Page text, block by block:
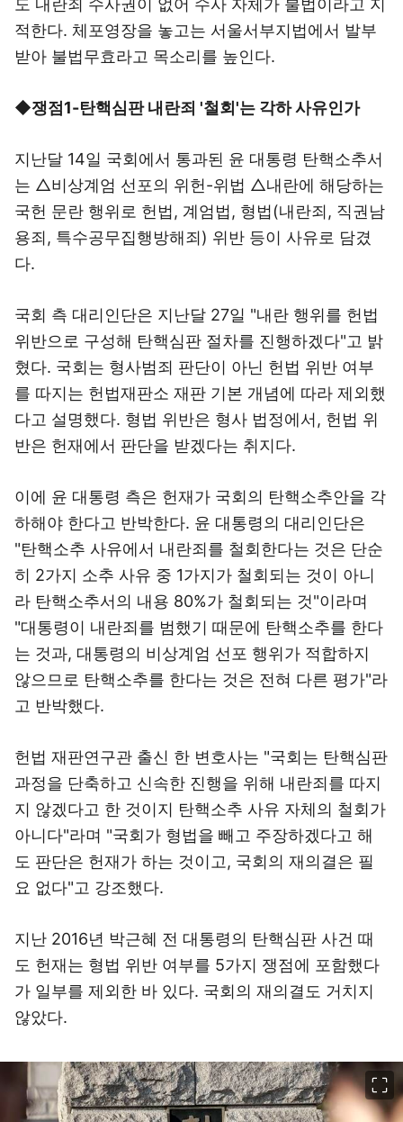
도 내란죄 수사권이 없어 수사 자체가 불법이라고 지
적한다. 체포영장을 놓고는 서울서부지법에서 발부
받아 불법무효라고 목소리를 높인다.
◆쟁점1-탄핵심판 내란죄 '철회'는 각하 사유인가
지난달 14일 국회에서 통과된 윤 대통령 탄핵소추서
는 △비상계엄 선포의 위헌-위법 △내란에 해당하는
국헌 문란 행위로 헌법, 계엄법, 형법(내란죄, 직권남
용죄, 특수공무집행방해죄) 위반 등이 사유로 담겼
다.
국회 측 대리인단은 지난달 27일 "내란 행위를 헌법
위반으로 구성해 탄핵심판 절차를 진행하겠다"고 밝
혔다. 국회는 형사범죄 판단이 아닌 헌법 위반 여부
를 따지는 헌법재판소 재판 기본 개념에 따라 제외했
다고 설명했다. 형법 위반은 형사 법정에서, 헌법 위
반은 헌재에서 판단을 받겠다는 취지다.
이에 윤 대통령 측은 헌재가 국회의 탄핵소추안을 각
하해야 한다고 반박한다. 윤 대통령의 대리인단은
"탄핵소추 사유에서 내란죄를 철회한다는 것은 단순
히 2가지 소추 사유 중 1가지가 철회되는 것이 아니
라 탄핵소추서의 내용 80%가 철회되는 것"이라며
"대통령이 내란죄를 범했기 때문에 탄핵소추를 한다
는 것과, 대통령의 비상계엄 선포 행위가 적합하지
않으므로 탄핵소추를 한다는 것은 전혀 다른 평가"라
고 반박했다.
헌법 재판연구관 출신 한 변호사는 "국회는 탄핵심판
과정을 단축하고 신속한 진행을 위해 내란죄를 따지
지 않겠다고 한 것이지 탄핵소추 사유 자체의 철회가
아니다"라며 "국회가 형법을 빼고 주장하겠다고 해
도 판단은 헌재가 하는 것이고, 국회의 재의결은 필
요 없다"고 강조했다.
지난 2016년 박근혜 전 대통령의 탄핵심판 사건 때
도 헌재는 형법 위반 여부를 5가지 쟁점에 포함했다
가 일부를 제외한 바 있다. 국회의 재의결도 거치지
않았다.